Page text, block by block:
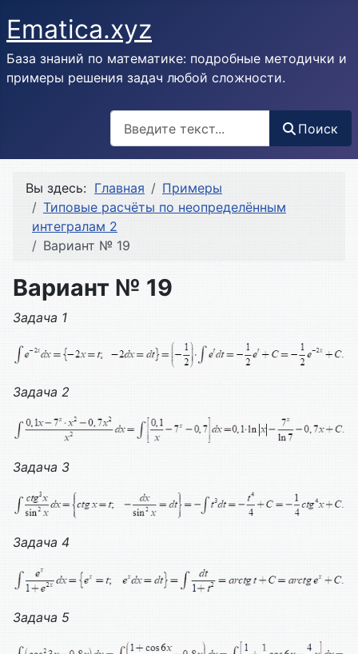
Ematica.xyz
База знаний по математике: подробные методички и
примеры решения задач любой сложности.
Поиск
Вы здесь: Главная
Примеры
Типовые расчёты по неопределённым
интегралам 2
Вариант № 19
Вариант № 19
Задача 1
Задача 2
Задача 3
Задача 4
Задача 5